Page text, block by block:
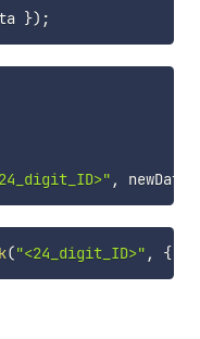
}) ;
, newData
("<24_digit_ID>" , {